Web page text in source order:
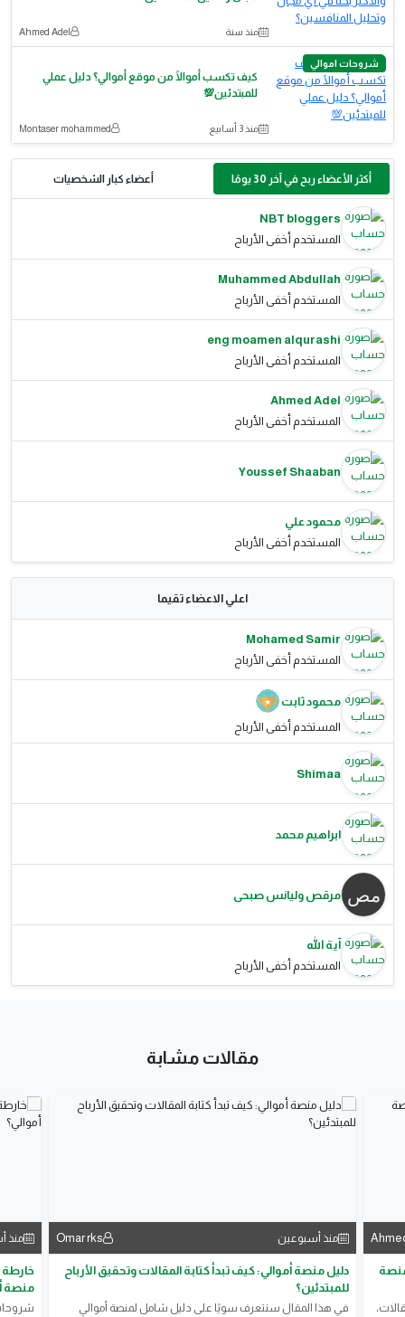
منذ سنة Ahmed Adel
شروحات اموالي
كيف تكسب أموالًا من موقع أموالي؟ دليل عملي
للمبتدئين💯
منذ 3 أسابيع Montaser mohammed
أكثر الأعضاء ربح في آخر 30 يومًا أعضاء كبار الشخصيات
NBT bloggers
المستخدم أخفى الأرباح
Muhammed Abdullah
المستخدم أخفى الأرباح
eng moamen alqurashi
المستخدم أخفى الأرباح
Ahmed Adel
المستخدم أخفى الأرباح
Youssef Shaaban
محمود علي
المستخدم أخفى الأرباح
اعلي الاعضاء تقيما
Mohamed Samir
المستخدم أخفى الأرباح
محمود ثابت
المستخدم أخفى الأرباح
Shimaa
ابراهيم محمد
مرقص وليانس صبحى
آية الله
المستخدم أخفى الأرباح
مقالات مشابة
منذ أسبوعين Omar rks
دليل منصة أموالي: كيف تبدأ كتابة المقالات وتحقيق الأرباح
للمبتدئين؟
في هذا المقال سنتعرف سويًا على دليل شامل لمنصة أموالي
منذ
خارطة
منصة